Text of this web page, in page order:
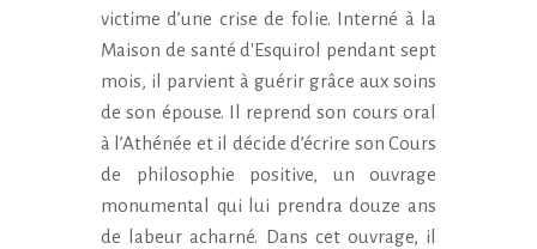
victime d’une crise de folie. Interné à la
Maison de santé d'Esquirol pendant sept
mois, il parvient à guérir grâce aux soins
de son épouse. Il reprend son cours oral
à l’Athénée et il décide d’écrire son Cours
de philosophie positive, un ouvrage
monumental qui lui prendra douze ans
de labeur acharné. Dans cet ouvrage, il